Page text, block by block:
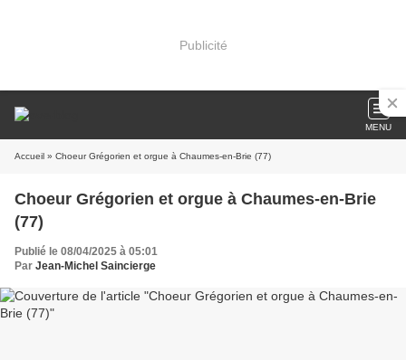
Publicité
MENU
Accueil » Choeur Grégorien et orgue à Chaumes-en-Brie (77)
Choeur Grégorien et orgue à Chaumes-en-Brie
(77)
Publié le 08/04/2025 à 05:01
Par Jean-Michel Saincierge